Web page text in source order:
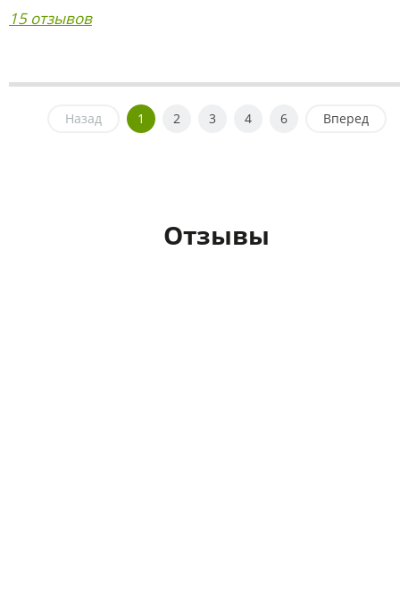
15 отзывов
Назад 1 2 3 4 6 Вперед
Отзывы